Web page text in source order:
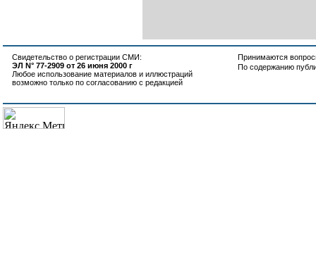
Свидетельство о регистрации СМИ:
ЭЛ N° 77-2909 от 26 июня 2000 г
Любое использование материалов и иллюстраций
возможно только по согласованию с редакцией
Принимаются
По содержанию